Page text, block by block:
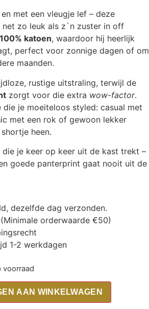
met een vleugje lef – deze
net zo leuk als z`n zuster in off
100% katoen, waardoor hij heerlijk
perfect voor zonnige dagen of om
maanden.
rustige uitstraling, terwijl de
zorgt voor die extra wow-factor.
die je moeiteloos styled: casual met
met een rok of gewoon lekker
heen.
die je keer op keer uit de kast trekt –
goede panterprint gaat nooit uit de
dezelfde dag verzonden.
orderwaarde €50)
1-2 werkdagen
voorraad
AAN WINKELWAGEN